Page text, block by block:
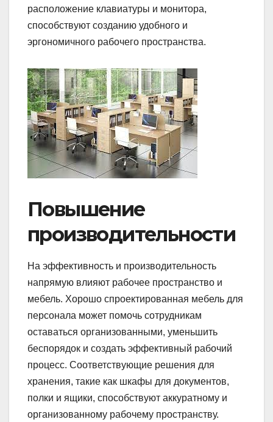
расположение клавиатуры и монитора,
способствуют созданию удобного и
эргономичного рабочего пространства.
Повышение
производительности
На эффективность и производительность
напрямую влияют рабочее пространство и
мебель. Хорошо спроектированная мебель для
персонала может помочь сотрудникам
оставаться организованными, уменьшить
беспорядок и создать эффективный рабочий
процесс. Соответствующие решения для
хранения, такие как шкафы для документов,
полки и ящики, способствуют аккуратному и
организованному рабочему пространству.